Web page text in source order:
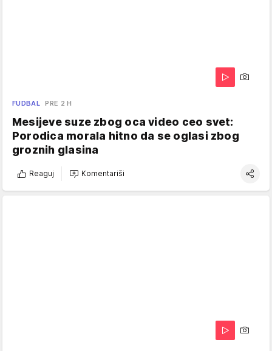
FUDBAL PRE 2 H
Mesijeve suze zbog oca video ceo svet:
Porodica morala hitno da se oglasi zbog
groznih glasina
Reaguj Komentariši